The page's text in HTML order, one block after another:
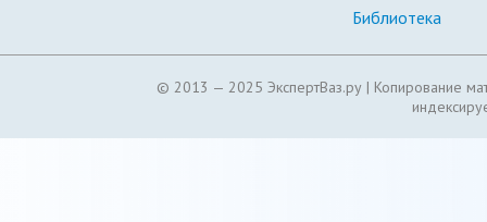
Библиотека
© 2013 — 2025 ЭкспертВаз.ру | Копирование